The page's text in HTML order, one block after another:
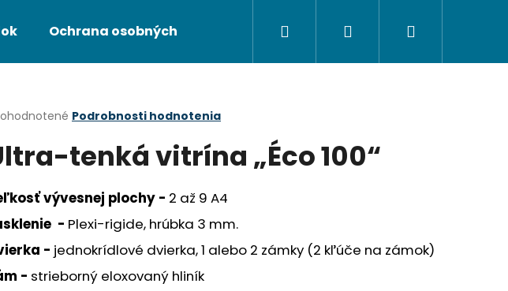
Ochrana osobných údajov Napíšte nám
Hľadať PrihlásenieNákupný
Podrobnosti hodnotenia
tenká vitrína „Éco 100“
vývesnej plochy - 2 až 9 A4
- Plexi-rigide, hrúbka 3 mm.
- jednokrídlové dvierka, 1 alebo 2 zámky (2 kľúče na zámok)
- strieborný eloxovaný hliník
HĽADAŤ